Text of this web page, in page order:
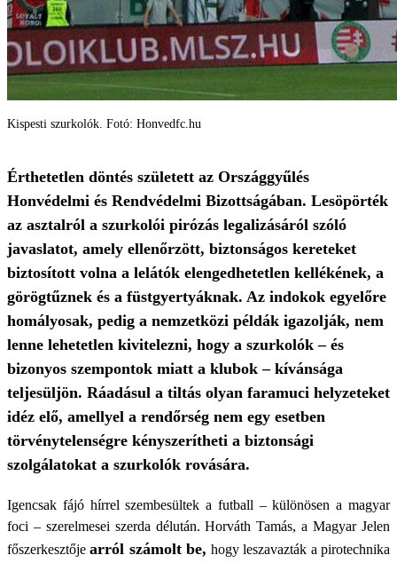
Kispesti szurkolók. Fotó: Honvedfc.hu
Érthetetlen döntés született az Országgyűlés
Honvédelmi és Rendvédelmi Bizottságában. Lesöpörték
az asztalról a szurkolói pirózás legalizásáról szóló
javaslatot, amely ellenőrzött, biztonságos kereteket
biztosított volna a lelátók elengedhetetlen kellékének, a
görögtűznek és a füstgyertyáknak. Az indokok egyelőre
homályosak, pedig a nemzetközi példák igazolják, nem
lenne lehetetlen kivitelezni, hogy a szurkolók – és
bizonyos szempontok miatt a klubok – kívánsága
teljesüljön. Ráadásul a tiltás olyan faramuci helyzeteket
idéz elő, amellyel a rendőrség nem egy esetben
törvénytelenségre kényszerítheti a biztonsági
szolgálatokat a szurkolók rovására.
Igencsak fájó hírrel szembesültek a futball – különösen a magyar
foci – szerelmesei szerda délután. Horváth Tamás, a Magyar Jelen
főszerkesztőjearról számolt be, hogy leszavazták a pirotechnika